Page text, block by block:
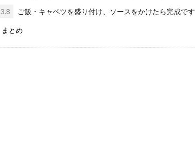
3.8 ご飯・キャベツを盛り付け、ソースをかけたら完成です
まとめ